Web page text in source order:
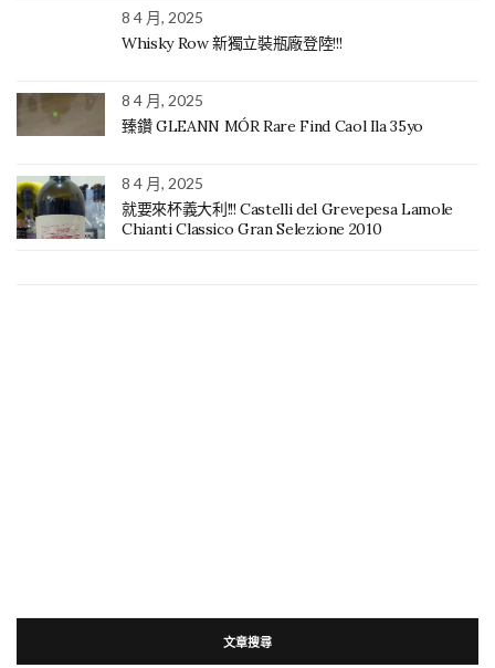
8 4 月, 2025
Whisky Row 新獨立裝瓶廠登陸!!!
8 4 月, 2025
臻鑽 GLEANN MÓR Rare Find Caol Ila 35yo
8 4 月, 2025
就要來杯義大利!!! Castelli del Grevepesa Lamole
Chianti Classico Gran Selezione 2010
文章搜尋